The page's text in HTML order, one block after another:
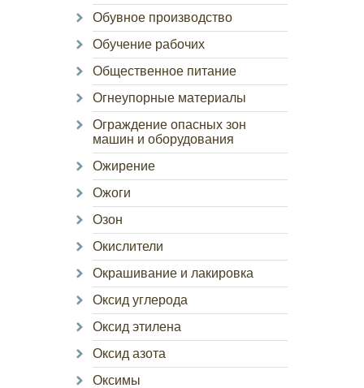
Обувное производство
Обучение рабочих
Общественное питание
Огнеупорные материалы
Ограждение опасных зон
машин и оборудования
Ожирение
Ожоги
Озон
Окислители
Окрашивание и лакировка
Оксид углерода
Оксид этилена
Оксид азота
Оксимы